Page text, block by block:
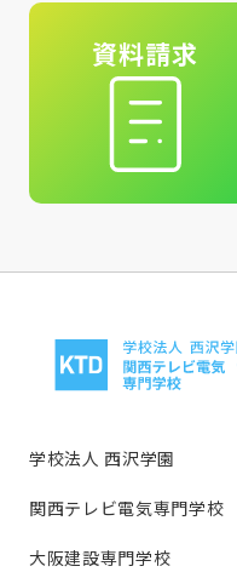
資料請求
学校法人 西沢学園
関西テレビ電気専門学校
大阪建設専門学校